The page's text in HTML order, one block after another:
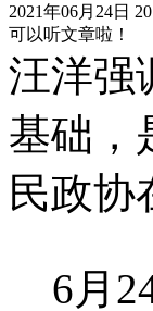
2021年06月24日
可以听文章啦！
汪洋强
基础，
民政协
6月